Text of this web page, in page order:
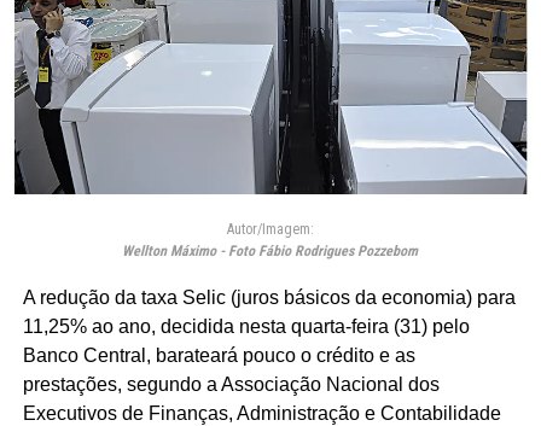
Autor/Imagem:
Wellton Máximo - Foto Fábio Rodrigues Pozzebom
A redução da taxa Selic (juros básicos da economia) para
11,25% ao ano, decidida nesta quarta-feira (31) pelo
Banco Central, barateará pouco o crédito e as
prestações, segundo a Associação Nacional dos
Executivos de Finanças, Administração e Contabilidade